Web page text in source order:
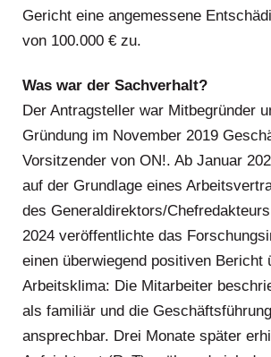
Gericht eine angemessene
von 100.000 € zu.
Was war der Sachverhalt?
Der Antragsteller war Mitbegründer
Gründung im November 2019
Vorsitzender von ON!. Ab Januar
auf der Grundlage eines
des Generaldirektors/
2024 veröffentlichte das
einen überwiegend positiven Bericht
Arbeitsklima: Die Mitarbeiter
als familiär und die
ansprechbar. Drei Monate später